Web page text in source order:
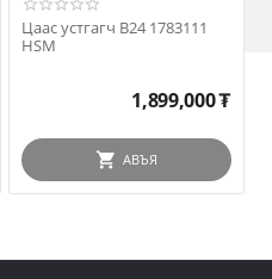
Цаас устгагч B24 1783111
HSM
1,899,000₮
АВЪЯ